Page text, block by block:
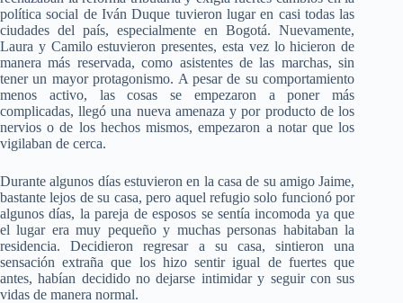
política social de Iván Duque tuvieron lugar en casi todas las
ciudades del país, especialmente en Bogotá. Nuevamente,
Laura y Camilo estuvieron presentes, esta vez lo hicieron de
manera más reservada, como asistentes de las marchas, sin
tener un mayor protagonismo. A pesar de su comportamiento
menos activo, las cosas se empezaron a poner más
complicadas, llegó una nueva amenaza y por producto de los
nervios o de los hechos mismos, empezaron a notar que los
vigilaban de cerca.
Durante algunos días estuvieron en la casa de su amigo Jaime,
bastante lejos de su casa, pero aquel refugio solo funcionó por
algunos días, la pareja de esposos se sentía incomoda ya que
el lugar era muy pequeño y muchas personas habitaban la
residencia. Decidieron regresar a su casa, sintieron una
sensación extraña que los hizo sentir igual de fuertes que
antes, habían decidido no dejarse intimidar y seguir con sus
vidas de manera normal.